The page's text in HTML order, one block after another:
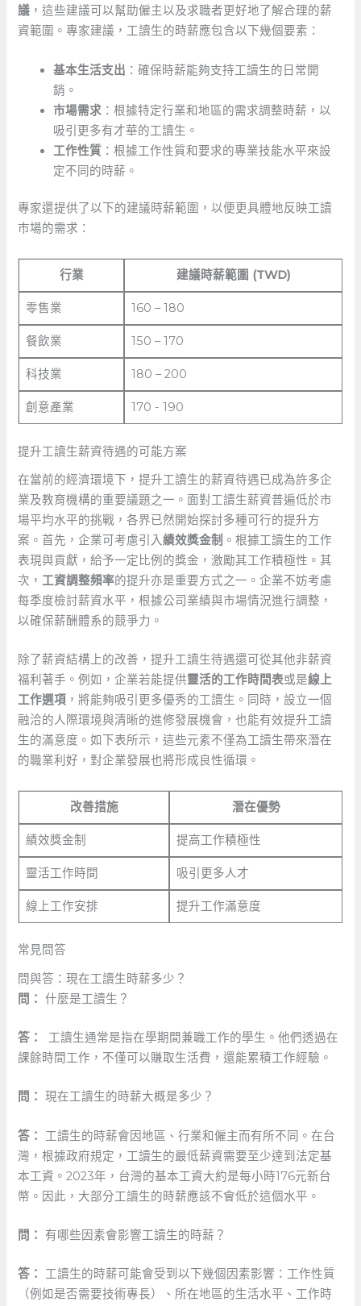
議 ，這些建議可以幫助僱主以及求職者更好地了解合理的薪
資範圍。專家建議，工讀生的時薪應包含以下幾個要素：
基本生活支出 ：確保時薪能夠支持工讀生的日常開
銷。
市場需求 ：根據特定行業和地區的需求調整時薪，以
吸引更多有才華的工讀生。
工作性質 ：根據工作性質和要求的專業技能水平來設
定不同的時薪。
專家還提供了以下的建議時薪範圍，以便更具體地反映工讀
市場的需求：
行業 建議時薪範圍 (TWD)
零售業 160 – 180
餐飲業 150 – 170
科技業 180 – 200
創意產業 170 -⁣ 190
提升工讀生薪資待遇的可能方案
在當前的經濟環境下，提升工讀生的薪資待遇已成為許多企
業及教育機構的重要議題之一。面對工讀生薪資普遍低於市
場平均水平的挑戰，各界已然開始探討多種可行的提升方
案。首先，企業可考慮引入績效獎金制 。根據工讀生的工作
表現與貢獻，給予一定比例的獎金，激勵其工作積極性。其
次， 工資調整頻率的提升亦是重要方式之一。企業不妨考慮
每季度檢討薪資水平，根據公司業績與市場情況進行調整，
以確保薪酬體系的競爭力。
除了薪資結構上的改善，提升工讀生待遇還可從其他非薪資
福利著手。例如，企業若能提供靈活的工作時間表或是線上
工作選項 ，將能夠吸引更多優秀的工讀生。同時，設立一個
融洽的人際環境與清晰的進修發展機會，也能有效提升工讀
生的滿意度。如下表所示，這些元素不僅為工讀生帶來潛在
的職業利好，對企業發展也將形成良性循環。
改善措施 潛在優勢
績效獎金制 提高工作積極性
靈活工作時間 吸引更多人才
線上工作安排 提升工作滿意度
常見問答
問與答：現在工讀生時薪多少？
問： 什麼是工讀生？
答：
⁤ 工讀生通常是指在學期間兼職工作的學生。他們透過在
課餘時間工作，不僅可以賺取生活費，還能累積工作經驗。
問： ⁣現在工讀生的時薪大概是多少？
答：
工讀生的時薪會因地區、行業和僱主而有所不同。在台
灣，根據政府規定，工讀生的最低薪資需要至少達到法定基
本工資。2023年，台灣的基本工資大約是每小時176元新台
幣。因此，大部分工讀生的時薪應該不會低於這個水平。
問： ⁢有哪些因素會影響工讀生的時薪？
答：
工讀生的時薪可能會受到以下幾個因素影響：工作性質
（例如是否需要技術專長）、所在地區的生活水平、工作時